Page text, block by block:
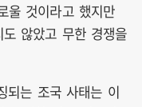
울 것이라고 했지만
않았고 무한 경쟁을
되는 조국 사태는 이